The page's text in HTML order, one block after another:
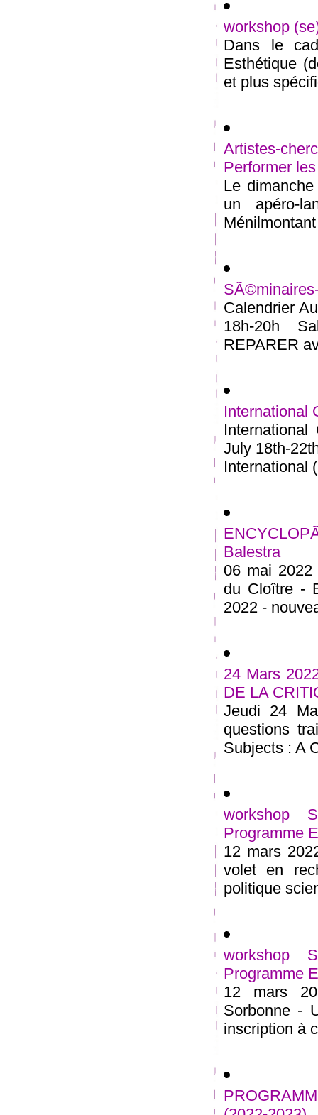
workshop
Dans le
Esthétique
et plus
Artistes-
Performer
Le
un apéro-
Calendrier
18h-20h
REPARER
International
July 18th-
International
Balestra
06 mai 2022
du Cloître -
2022 -
24 Mars
DE LA
Jeudi 24
questions
Subjects : A
workshop
Programme
12 mars
volet en
politique
workshop
Programme
12 mars
Sorbonne -
inscription à